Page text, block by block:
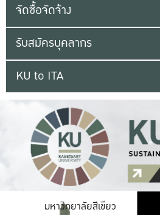
จัดซื้อจัดจ้าง
รับสมัครบุคลากร
KU to ITA
มหาวิทยาลัยสีเขียว